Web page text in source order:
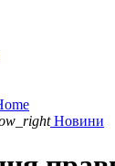
Новини